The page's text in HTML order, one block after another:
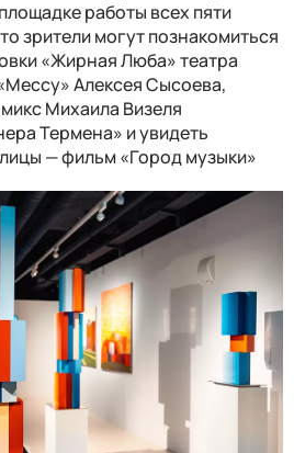
работы всех пяти
зрители могут познакомиться
«Жирная Люба» театра
Алексея Сысоева,
Михаила Визеля
Термена» и увидеть
— фильм «Город музыки»